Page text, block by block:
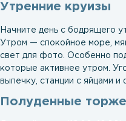
Утренние круизы
Начните день с бодрящего
Утром — спокойное море,
свет для фото. Особенно
которые активнее утром.
выпечку, станции с яйцами и
Полуденные